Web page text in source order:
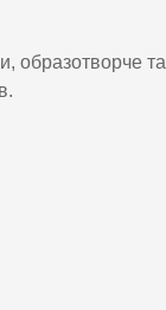
образотворче та